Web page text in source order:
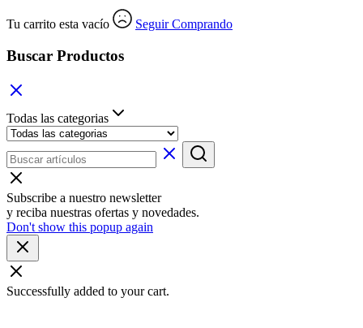
Tu carrito esta vacío Seguir Comprando
Buscar Productos
Todas las categorias
Subscribe a nuestro newsletter
y reciba nuestras ofertas y novedades.
Don't show this popup again
Successfully added to your cart.